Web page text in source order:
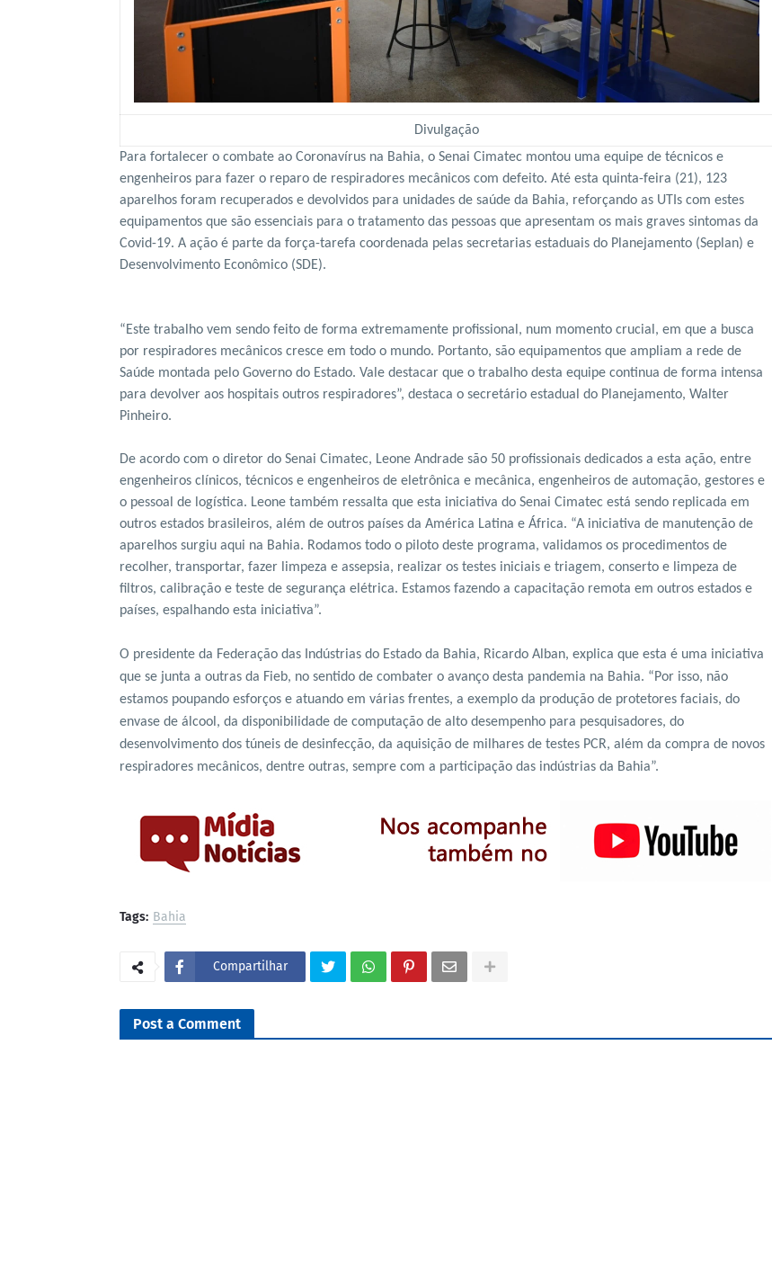
Divulgação
Para fortalecer o combate ao Coronavírus na Bahia, o Senai Cimatec montou uma equipe de técnicos e
engenheiros para fazer o reparo de respiradores mecânicos com defeito. Até esta quinta-feira (21), 123
aparelhos foram recuperados e devolvidos para unidades de saúde da Bahia, reforçando as UTIs com estes
equipamentos que são essenciais para o tratamento das pessoas que apresentam os mais graves sintomas da
Covid-19. A ação é parte da força-tarefa coordenada pelas secretarias estaduais do Planejamento (Seplan) e
Desenvolvimento Econômico (SDE).
“Este trabalho vem sendo feito de forma extremamente profissional, num momento crucial, em que a busca
por respiradores mecânicos cresce em todo o mundo. Portanto, são equipamentos que ampliam a rede de
Saúde montada pelo Governo do Estado. Vale destacar que o trabalho desta equipe continua de forma intensa
para devolver aos hospitais outros respiradores”, destaca o secretário estadual do Planejamento, Walter
Pinheiro.
De acordo com o diretor do Senai Cimatec, Leone Andrade são 50 profissionais dedicados a esta ação, entre
engenheiros clínicos, técnicos e engenheiros de eletrônica e mecânica, engenheiros de automação, gestores e
o pessoal de logística. Leone também ressalta que esta iniciativa do Senai Cimatec está sendo replicada em
outros estados brasileiros, além de outros países da América Latina e África. “A iniciativa de manutenção de
aparelhos surgiu aqui na Bahia. Rodamos todo o piloto deste programa, validamos os procedimentos de
recolher, transportar, fazer limpeza e assepsia, realizar os testes iniciais e triagem, conserto e limpeza de
filtros, calibração e teste de segurança elétrica. Estamos fazendo a capacitação remota em outros estados e
países, espalhando esta iniciativa”.
O presidente da Federação das Indústrias do Estado da Bahia, Ricardo Alban, explica que esta é uma iniciativa
que se junta a outras da Fieb, no sentido de combater o avanço desta pandemia na Bahia. “Por isso, não
estamos poupando esforços e atuando em várias frentes, a exemplo da produção de protetores faciais, do
envase de álcool, da disponibilidade de computação de alto desempenho para pesquisadores, do
desenvolvimento dos túneis de desinfecção, da aquisição de milhares de testes PCR, além da compra de novos
respiradores mecânicos, dentre outras, sempre com a participação das indústrias da Bahia”.
Tags: Bahia
Compartilhar
Post a Comment